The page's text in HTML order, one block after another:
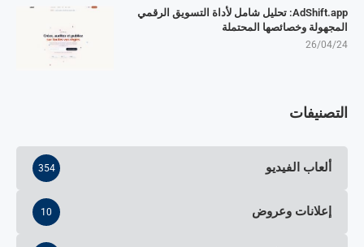
AdShift.app: تحليل شامل لأداة التسويق الرقمي
المجهولة وخصائصها المحتملة
26/04/24
التصنيفات
ألعاب الفيديو 354
إعلانات وعروض 10